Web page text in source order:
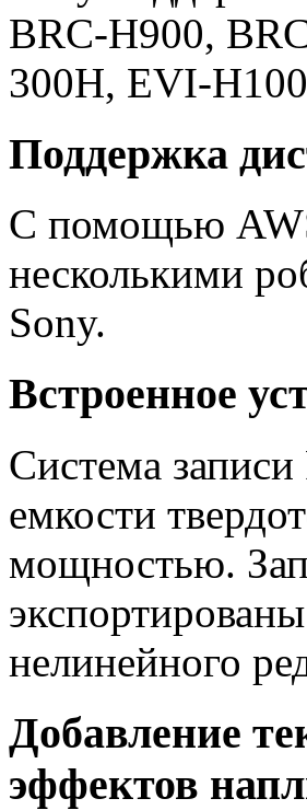
BRC-H900,
300H, EVI-
Поддержка
С помощью
несколькими
Sony.
Встроенное
Система
емкости
мощностью.
нелинейного
Добавление
эффектов